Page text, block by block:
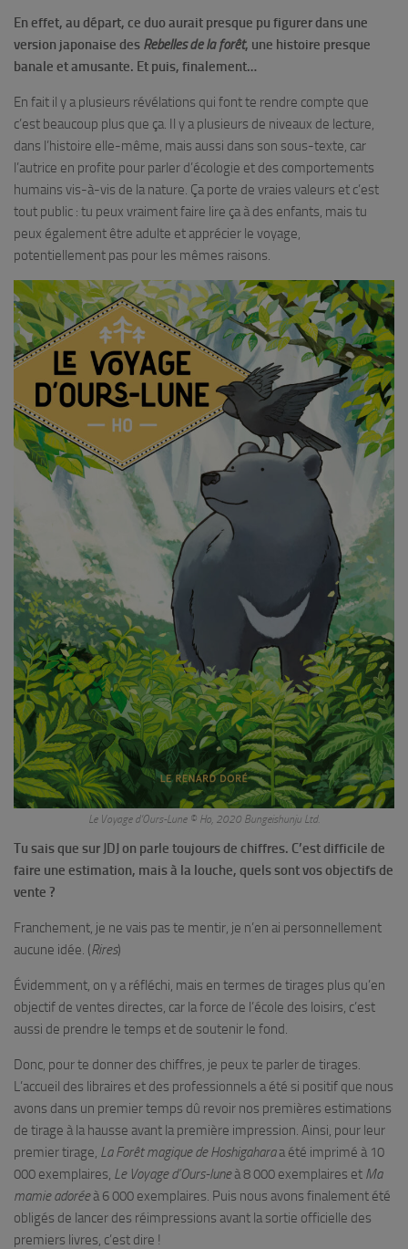
En effet, au départ, ce duo aurait presque pu figurer dans une
version japonaise des Rebelles de la forêt, une histoire presque
banale et amusante. Et puis, finalement…
En fait il y a plusieurs révélations qui font te rendre compte que
c’est beaucoup plus que ça. Il y a plusieurs de niveaux de lecture,
dans l’histoire elle-même, mais aussi dans son sous-texte, car
l’autrice en profite pour parler d’écologie et des comportements
humains vis-à-vis de la nature. Ça porte de vraies valeurs et c’est
tout public : tu peux vraiment faire lire ça à des enfants, mais tu
peux également être adulte et apprécier le voyage,
potentiellement pas pour les mêmes raisons.
Le Voyage d’Ours-Lune © Ho, 2020 Bungeishunju Ltd.
Tu sais que sur JDJ on parle toujours de chiffres. C’est difficile de
faire une estimation, mais à la louche, quels sont vos objectifs de
vente ?
Franchement, je ne vais pas te mentir, je n’en ai personnellement
aucune idée. (Rires)
Évidemment, on y a réfléchi, mais en termes de tirages plus qu’en
objectif de ventes directes, car la force de l’école des loisirs, c’est
aussi de prendre le temps et de soutenir le fond.
Donc, pour te donner des chiffres, je peux te parler de tirages.
L’accueil des libraires et des professionnels a été si positif que nous
avons dans un premier temps dû revoir nos premières estimations
de tirage à la hausse avant la première impression. Ainsi, pour leur
premier tirage, La Forêt magique de Hoshigaharaa été imprimé à 10
000 exemplaires, Le Voyage d’Ours-luneà 8 000 exemplaires et Ma
mamie adoréeà 6 000 exemplaires. Puis nous avons finalement été
obligés de lancer des réimpressions avant la sortie officielle des
premiers livres, c’est dire !